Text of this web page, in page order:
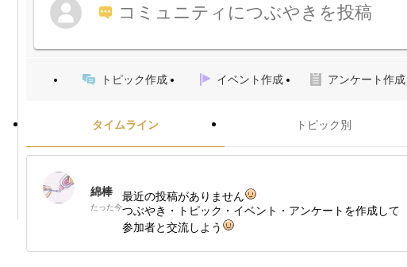
コミュニティにつぶやきを投稿
トピック作成 イベント作成 アンケート作成
タイムライン トピック別
綿棒
たった今
最近の投稿がありません
つぶやき・トピック・イベント・アンケートを作成して
参加者と交流しよう